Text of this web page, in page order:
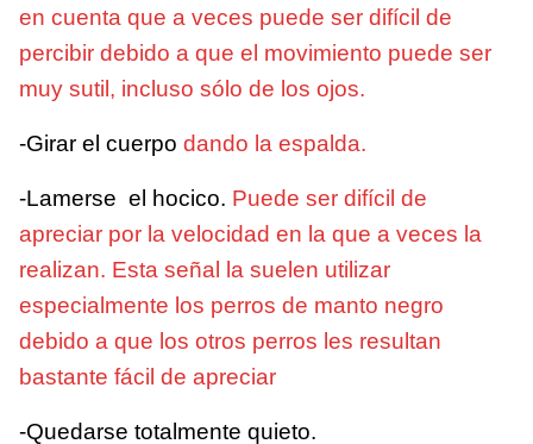
en cuenta que a veces puede ser difícil de
percibir debido a que el movimiento puede ser
muy sutil, incluso sólo de los ojos.
-Girar el cuerpo dando la espalda.
-Lamerse el hocico. Puede ser difícil de
apreciar por la velocidad en la que a veces la
realizan. Esta señal la suelen utilizar
especialmente los perros de manto negro
debido a que los otros perros les resultan
bastante fácil de apreciar
-Quedarse totalmente quieto.